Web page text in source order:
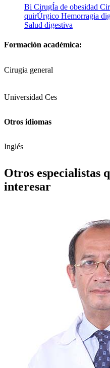
Bi CirugÍa de obesidad
quirÚrgico Hemorragia
Salud digestiva
Formación académica:
Cirugia general
Universidad Ces
Otros idiomas
Inglés
Otros especialistas
interesar